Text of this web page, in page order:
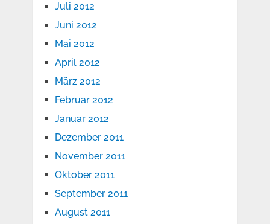
Juli 2012
Juni 2012
Mai 2012
April 2012
März 2012
Februar 2012
Januar 2012
Dezember 2011
November 2011
Oktober 2011
September 2011
August 2011